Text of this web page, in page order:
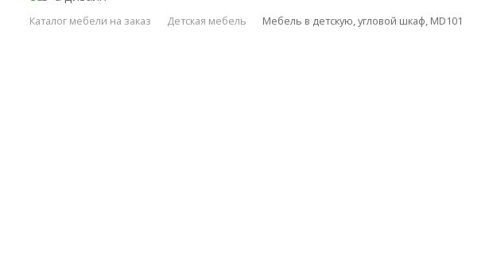
Каталог мебели на заказ Детская мебель Мебель в детскую, угловой шкаф, MD101